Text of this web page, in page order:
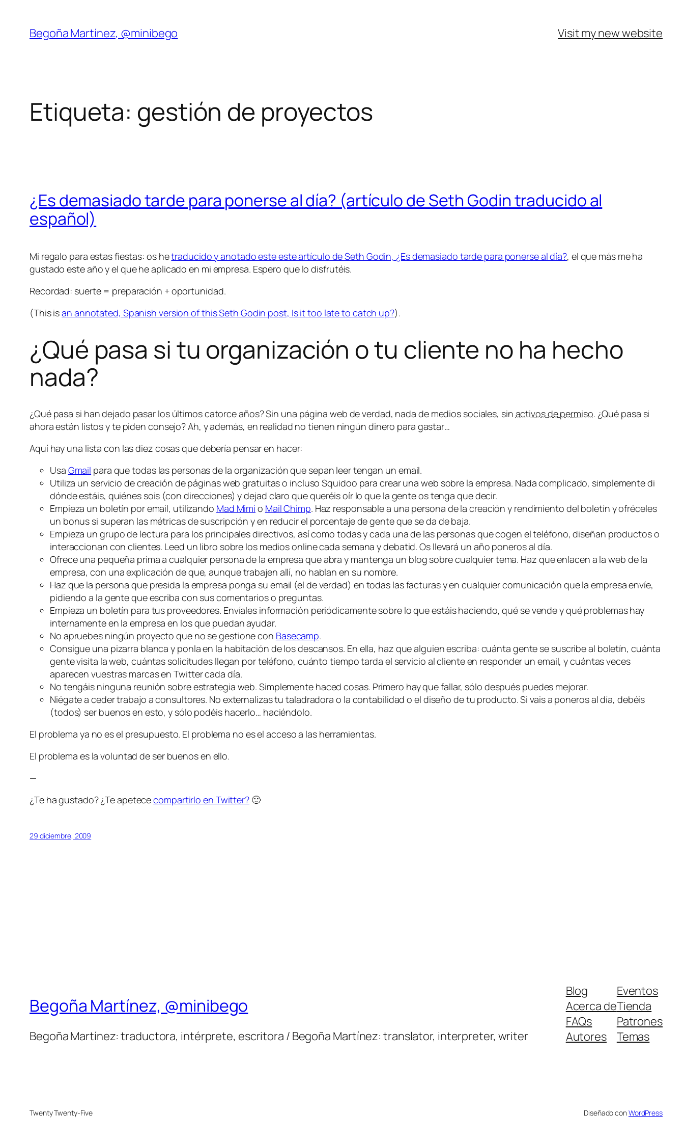
contenido
Begoña Martínez, @minibego Visit my new website
Etiqueta: gestión de proyectos
¿Es demasiado tarde para ponerse al día? (artículo de Seth Godin traducido al
español)
Mi regalo para estas fiestas: os hetraducido y anotado este este artículo de Seth Godin, ¿Es demasiado tarde para ponerse al día?, el que más me ha
gustado este año y el que he aplicado en mi empresa. Espero que lo disfrutéis.
Recordad: suerte = preparación + oportunidad.
(This isan annotated, Spanish version of this Seth Godin post, Is it too late to catch up?).
¿Qué pasa si tu organización o tu cliente no ha hecho
nada?
¿Qué pasa si han dejado pasar los últimos catorce años? Sin una página web de verdad, nada de medios sociales, sin activos de permiso. ¿Qué pasa si
ahora están listos y te piden consejo? Ah, y además, en realidad no tienen ningún dinero para gastar…
Aquí hay una lista con las diez cosas que debería pensar en hacer:
Usa Gmail para que todas las personas de la organización que sepan leer tengan un email.
Utiliza un servicio de creación de páginas web gratuitas o incluso Squidoo para crear una web sobre la empresa. Nada complicado, simplemente di
dónde estáis, quiénes sois (con direcciones) y dejad claro que queréis oír lo que la gente os tenga que decir.
Empieza un boletín por email, utilizando Mad Mimi o Mail Chimp. Haz responsable a una persona de la creación y rendimiento del boletín y ofréceles
un bonus si superan las métricas de suscripción y en reducir el porcentaje de gente que se da de baja.
Empieza un grupo de lectura para los principales directivos, así como todas y cada una de las personas que cogen el teléfono, diseñan productos o
interaccionan con clientes. Leed un libro sobre los medios online cada semana y debatid. Os llevará un año poneros al día.
Ofrece una pequeña prima a cualquier persona de la empresa que abra y mantenga un blog sobre cualquier tema. Haz que enlacen a la web de la
empresa, con una explicación de que, aunque trabajen allí, no hablan en su nombre.
Haz que la persona que presida la empresa ponga su email (el de verdad) en todas las facturas y en cualquier comunicación que la empresa envíe,
pidiendo a la gente que escriba con sus comentarios o preguntas.
Empieza un boletín para tus proveedores. Envíales información periódicamente sobre lo que estáis haciendo, qué se vende y qué problemas hay
internamente en la empresa en los que puedan ayudar.
No apruebes ningún proyecto que no se gestione con Basecamp.
Consigue una pizarra blanca y ponla en la habitación de los descansos. En ella, haz que alguien escriba: cuánta gente se suscribe al boletín, cuánta
gente visita la web, cuántas solicitudes llegan por teléfono, cuánto tiempo tarda el servicio al cliente en responder un email, y cuántas veces
aparecen vuestras marcas en Twitter cada día.
No tengáis ninguna reunión sobre estrategia web. Simplemente haced cosas. Primero hay que fallar, sólo después puedes mejorar.
Niégate a ceder trabajo a consultores. No externalizas tu taladradora o la contabilidad o el diseño de tu producto. Si vais a poneros al día, debéis
(todos) ser buenos en esto, y sólo podéis hacerlo… haciéndolo.
El problema ya no es el presupuesto. El problema no es el acceso a las herramientas.
El problema es la voluntad de ser buenos en ello.
—
¿Te ha gustado? ¿Te apetececompartirlo en Twitter?🙂
29 diciembre, 2009
Begoña Martínez, @minibego
Begoña Martínez: traductora, intérprete, escritora / Begoña Martínez: translator, interpreter, writer
Blog
Acerca de
FAQs
Autores
Eventos
Tienda
Patrones
Temas
Twenty Twenty-Five Diseñado conWordPress